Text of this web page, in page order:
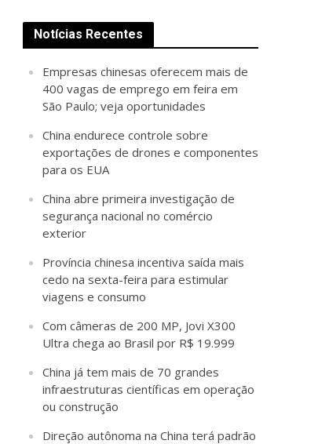
Notícias Recentes
Empresas chinesas oferecem mais de
400 vagas de emprego em feira em
São Paulo; veja oportunidades
China endurece controle sobre
exportações de drones e componentes
para os EUA
China abre primeira investigação de
segurança nacional no comércio
exterior
Província chinesa incentiva saída mais
cedo na sexta-feira para estimular
viagens e consumo
Com câmeras de 200 MP, Jovi X300
Ultra chega ao Brasil por R$ 19.999
China já tem mais de 70 grandes
infraestruturas científicas em operação
ou construção
Direção autônoma na China terá padrão